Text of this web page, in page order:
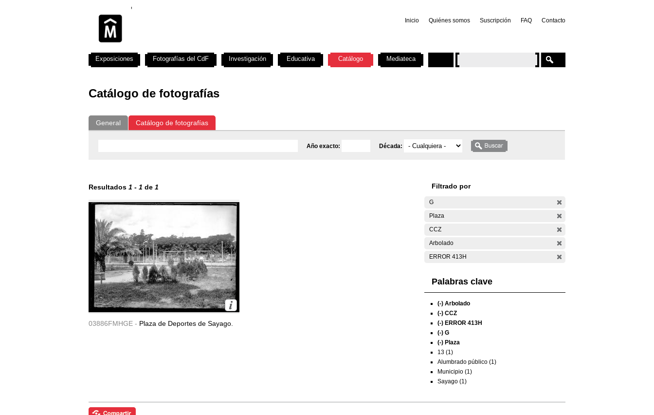
Inicio Quiénes somos Suscripción FAQ Contacto
Catálogo de fotografías
General Catálogo de fotografías
Año exacto: Década:
Resultados 1 - 1 de 1
03886FMHGE - Plaza de Deportes de Sayago.
Filtrado por
G
Plaza
CCZ
Arbolado
ERROR 413H
Palabras clave
(-) Arbolado
(-) CCZ
(-) ERROR 413H
(-) G
(-) Plaza
13 (1)
Alumbrado público (1)
Municipio (1)
Sayago (1)
Exposiciones Fotografías del CdF Investigación Educativa Catálogo Mediateca